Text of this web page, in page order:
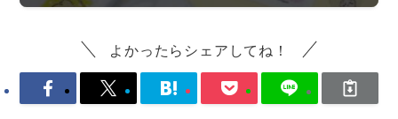
よかったらシェアしてね！